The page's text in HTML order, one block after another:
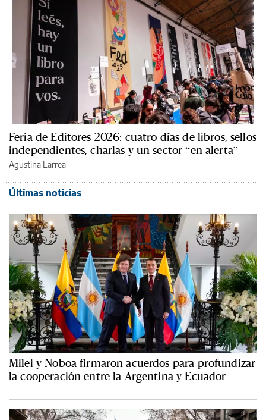
Feria de Editores 2026: cuatro días de libros, sellos
independientes, charlas y un sector “en alerta”
Agustina Larrea
Últimas noticias
Milei y Noboa firmaron acuerdos para profundizar
la cooperación entre la Argentina y Ecuador